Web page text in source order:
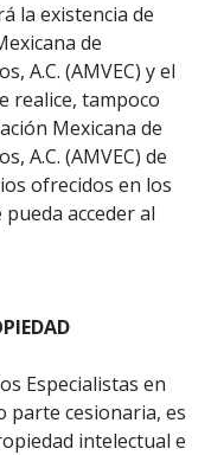
la existencia de
de
A.C. (AMVEC) y el
realice, tampoco
Mexicana de
A.C. (AMVEC) de
ofrecidos en los
acceder al
Especialistas en
parte cesionaria, es
intelectual e